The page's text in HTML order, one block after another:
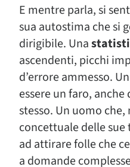
E mentre parla, si
sua autostima che si
dirigibile. Una
ascendenti, picchi
d’errore ammesso.
essere un faro,
stesso. Un uomo
concettuale delle
ad attirare folle che
a domande